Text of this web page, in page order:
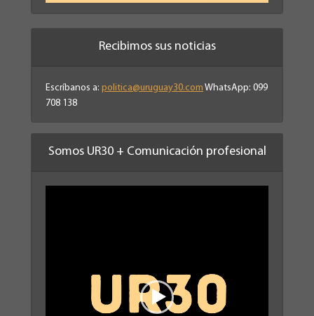
Recibimos sus noticias
Escríbanos a: politica@uruguay30.com WhatsApp: 099
708 138
Somos UR30 + Comunicación profesional